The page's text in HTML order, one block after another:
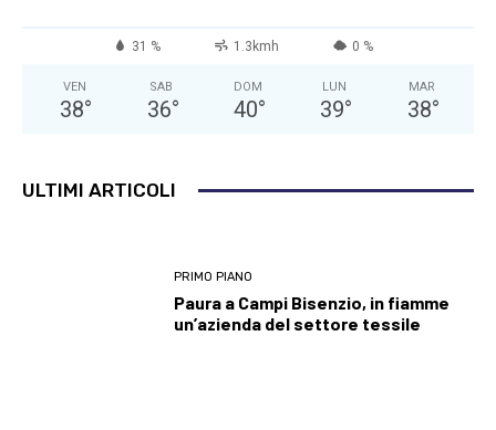
31 % 1.3kmh 0 %
VEN
38°
SAB
36°
DOM
40°
LUN
39°
MAR
38°
ULTIMI ARTICOLI
PRIMO PIANO
Paura a Campi Bisenzio, in fiamme
un’azienda del settore tessile